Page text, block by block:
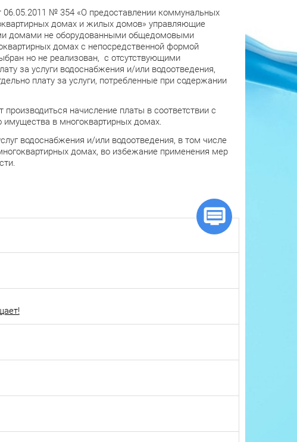
№ 354 «О предоставлении коммунальных
домах и жилых домов» управляющие
домами не оборудованными общедомовыми
домах с непосредственной формой
но не реализован, с отсутствующими
за услуги водоснабжения и/или водоотведения,
плату за услуги, потребленные при содержании
начисление платы в соответствии с
в многоквартирных домах.
водоснабжения и/или водоотведения, в том числе
домах, во избежание применения мер